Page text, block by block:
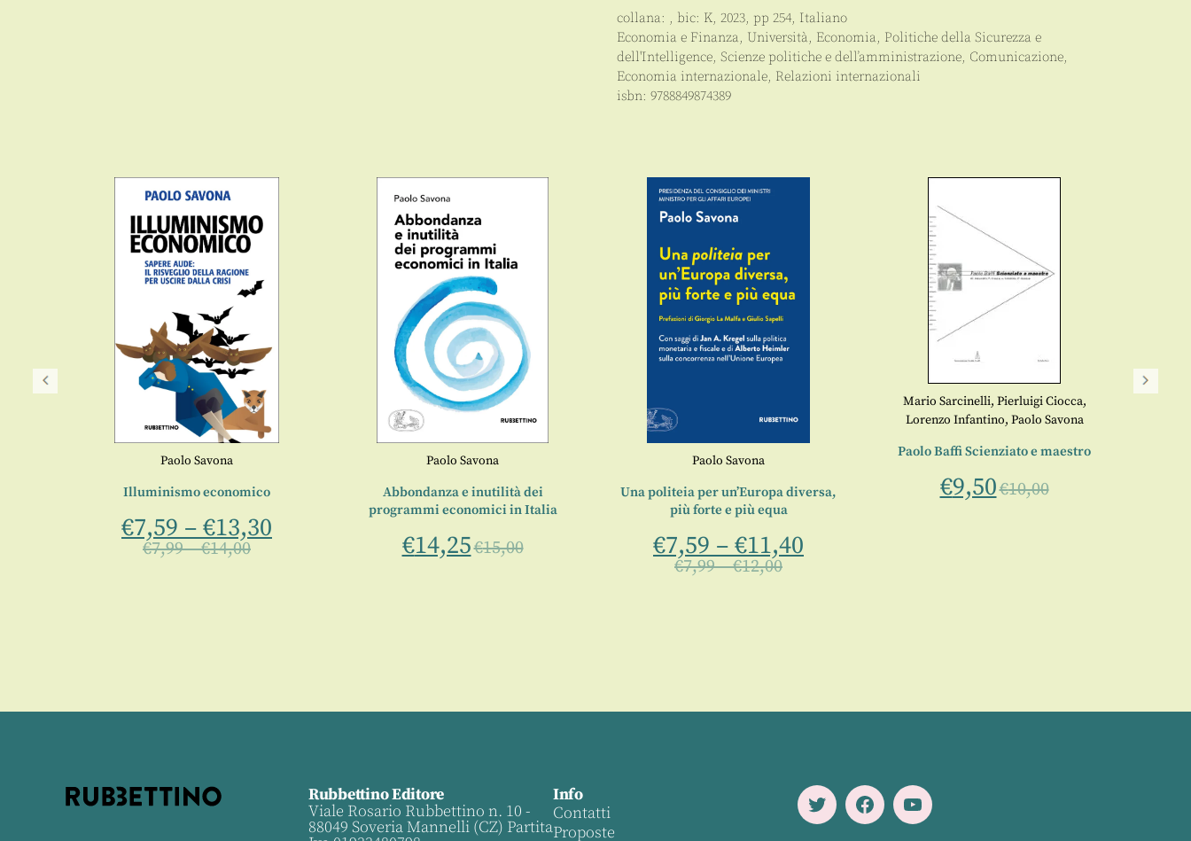
collana: , bic: K, 2023, pp 254, Italiano
Economia e Finanza, Università, Economia, Politiche della Sicurezza e
dell'Intelligence, Scienze politiche e dell’amministrazione, Comunicazione,
Economia internazionale, Relazioni internazionali
isbn: 9788849874389
Paolo Savona
Illuminismo economico
€7,59 – €13,30
€7,99–€14,00
Paolo Savona
Abbondanza e inutilità dei
programmi economici in Italia
€14,25€15,00
Paolo Savona
Una politeia per un’Europa diversa,
più forte e più equa
€7,59 – €11,40
€7,99–€12,00
Mario Sarcinelli, Pierluigi Ciocca,
Lorenzo Infantino, Paolo Savona
Paolo Baffi Scienziato e maestro
€9,50€10,00
Rubbettino Editore
Viale Rosario Rubbettino n. 10 -
88049 Soveria Mannelli (CZ) Partita
Info
Contatti
Proposte
TwitterFacebookYoutube